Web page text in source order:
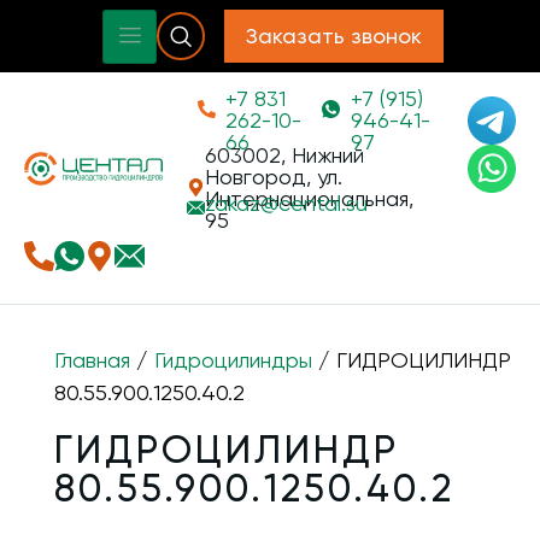
Заказать звонок
+7 831
262-10-
66
+7 (915)
946-41-
97
603002, Нижний
Новгород, ул.
Интернациональная,
95
zakaz@cental.su
Главная / Гидроцилиндры / ГИДРОЦИЛИНДР
80.55.900.1250.40.2
ГИДРОЦИЛИНДР
80.55.900.1250.40.2